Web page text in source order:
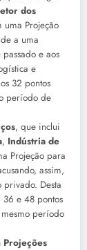
dos
uma Projeção
a uma
e aos
e
32 pontos
período de
, que inclui
, Indústria de
Projeção para
assim,
Desta
e 48 pontos
período
Projeções